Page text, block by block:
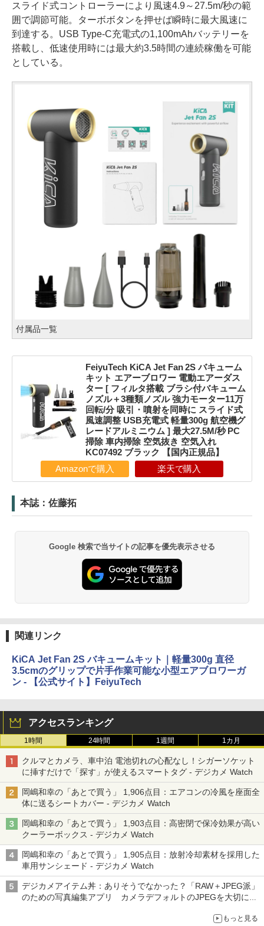
スライド式コントローラーにより風速4.9～27.5m/秒の範
囲で調節可能。ターボボタンを押せば瞬時に最大風速に
到達する。USB Type-C充電式の1,100mAhバッテリーを
搭載し、低速使用時には最大約3.5時間の連続稼働を可能
としている。
付属品一覧
FeiyuTech KiCA Jet Fan 2S バキューム
キット エアーブロワー 電動エアーダス
ター [ フィルタ搭載 ブラシ付バキューム
ノズル＋3種類ノズル 強力モーター11万
回転/分 吸引・噴射を同時に スライド式
風速調整 USB充電式 軽量300g 航空機グ
レードアルミニウム ] 最大27.5M/秒 PC
掃除 車内掃除 空気抜き 空気入れ
KC07492 ブラック 【国内正規品】
Amazonで購入 楽天で購入
本誌：佐藤拓
Google 検索で当サイトの記事を優先表示させる
関連リンク
KiCA Jet Fan 2S バキュームキット｜軽量300g 直径
3.5cmのグリップで片手作業可能な小型エアブロワーガ
ン - 【公式サイト】FeiyuTech
アクセスランキング
1時間 24時間 1週間 1カ月
クルマとカメラ、車中泊 電池切れの心配なし！シガーソケット
に挿すだけで「探す」が使えるスマートタグ - デジカメ Watch
岡嶋和幸の「あとで買う」 1,906点目：エアコンの冷風を座面全
体に送るシートカバー - デジカメ Watch
岡嶋和幸の「あとで買う」 1,903点目：高密閉で保冷効果が高い
クーラーボックス - デジカメ Watch
岡嶋和幸の「あとで買う」 1,905点目：放射冷却素材を採用した
車用サンシェード - デジカメ Watch
デジカメアイテム丼：ありそうでなかった？「RAW＋JPEG派」
のための写真編集アプリ カメラデフォルトのJPEGを大切にす
もっと見る